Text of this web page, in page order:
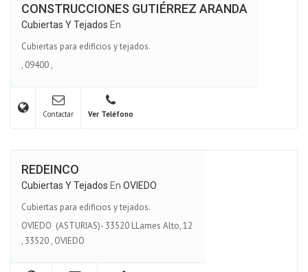
CONSTRUCCIONES GUTIÉRREZ ARANDA
Cubiertas Y Tejados En
Cubiertas para edificios y tejados.
, 09400,
Contactar Ver Teléfono
REDEINCO
Cubiertas Y Tejados En OVIEDO
Cubiertas para edificios y tejados.
OVIEDO (ASTURIAS)- 33520 LLames Alto, 12
, 33520, OVIEDO